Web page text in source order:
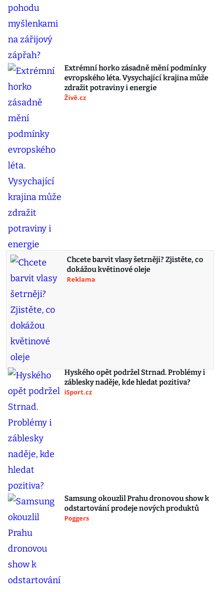
Extrémní horko zásadně mění podmínky
evropského léta. Vysychající krajina může
zdražit potraviny i energie
Živě.cz
Chcete barvit vlasy šetrněji? Zjistěte, co
dokážou květinové oleje
Reklama
Hyského opět podržel Strnad. Problémy i
záblesky naděje, kde hledat pozitiva?
iSport.cz
Samsung okouzlil Prahu dronovou show k
odstartování prodeje nových produktů
Poggers